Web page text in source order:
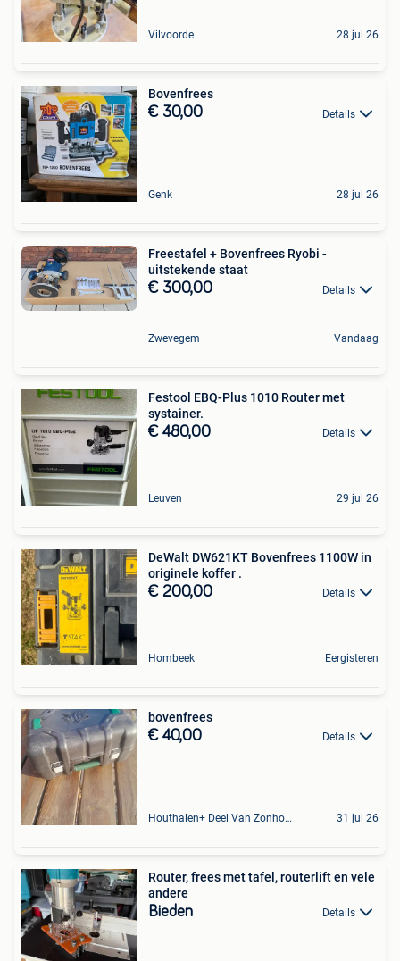
Vilvoorde 28 jul 26
Bovenfrees
€ 30,00 Details
Genk 28 jul 26
Freestafel + Bovenfrees Ryobi -
uitstekende staat
€ 300,00 Details
Zwevegem Vandaag
Festool EBQ-Plus 1010 Router met
systainer.
€ 480,00 Details
Leuven 29 jul 26
DeWalt DW621KT Bovenfrees 1100W in
originele koffer .
€ 200,00 Details
Hombeek Eergisteren
bovenfrees
€ 40,00 Details
Houthalen+ Deel Van Zonhoven En Zolder 31 jul 26
Router, frees met tafel, routerlift en vele
andere
Bieden Details